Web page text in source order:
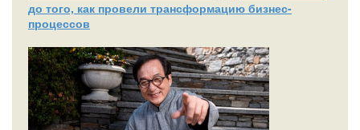
до того, как провели трансформацию бизнес-
процессов